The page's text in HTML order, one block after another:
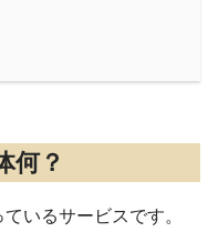
何？
ているサービスです。